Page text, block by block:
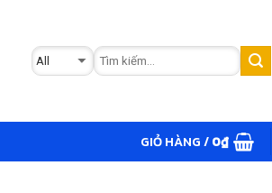
GIỎ HÀNG /0₫